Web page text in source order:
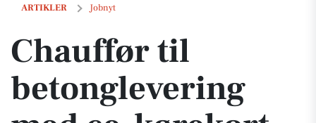
ARTIKLER Jobnyt
Chauffør til betonglevering med ce-kørekort hos førende leverandør
Chauffør til
betonglevering